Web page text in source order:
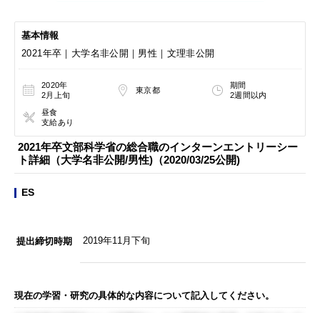
基本情報
2021年卒｜大学名非公開｜男性｜文理非公開
2020年
2月上旬
東京都
期間
2週間以内
昼食
支給あり
2021年卒文部科学省の総合職のインターンエントリーシー
ト詳細（大学名非公開/男性)（2020/03/25公開)
ES
提出締切時期 2019年11月下旬
現在の学習・研究の具体的な内容について記入してください。